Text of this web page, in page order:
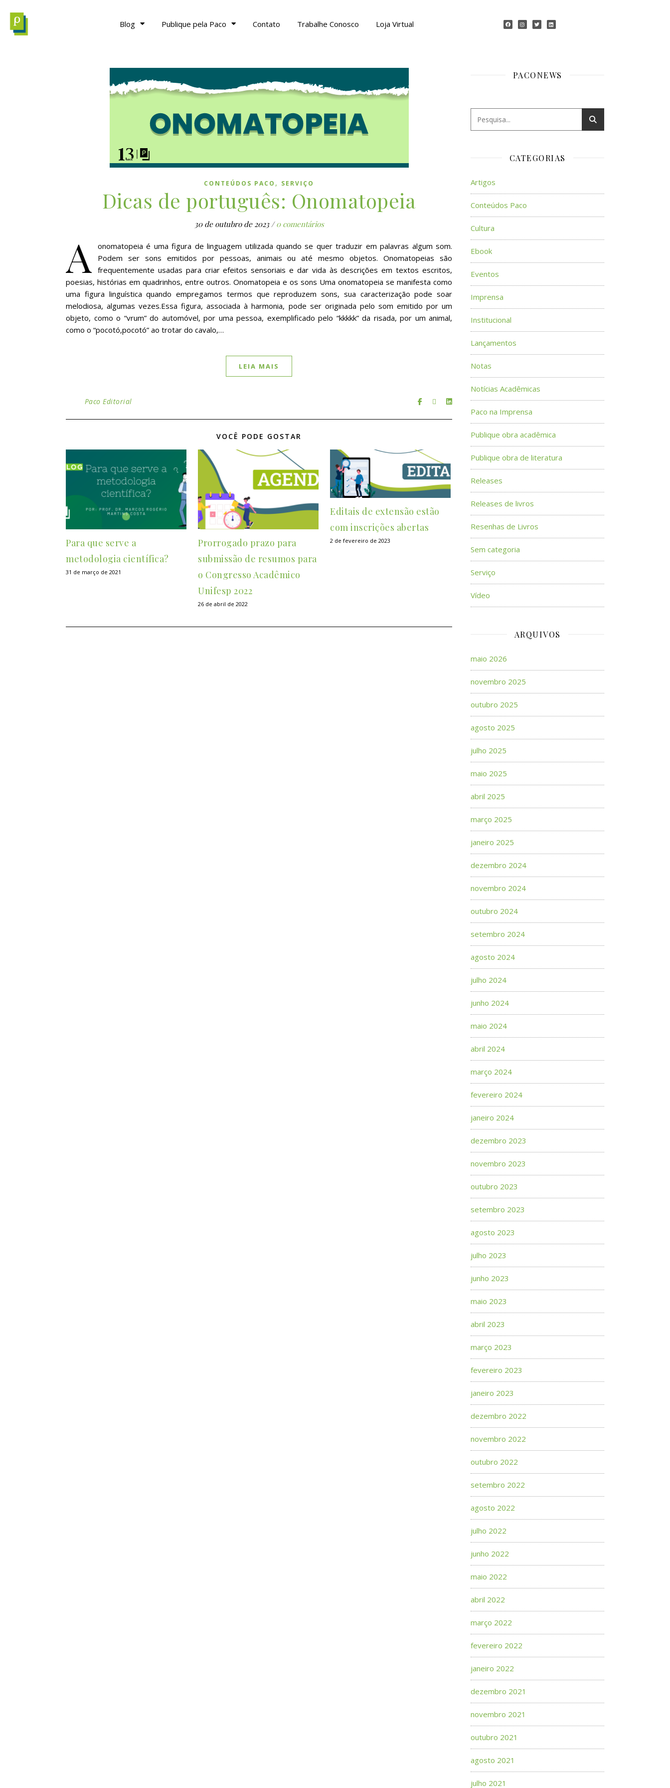
Blog Publique pela Paco Contato Trabalhe Conosco Loja Virtual
CONTEÚDOS PACO , SERVIÇO
Dicas de português: Onomatopeia
30 de outubro de 2023 / 0 comentários
A
onomatopeia é uma figura de linguagem utilizada quando se quer traduzir em palavras algum som.
Podem ser sons emitidos por pessoas, animais ou até mesmo objetos. Onomatopeias são
frequentemente usadas para criar efeitos sensoriais e dar vida às descrições em textos escritos,
poesias, histórias em quadrinhos, entre outros. Onomatopeia e os sons Uma onomatopeia se manifesta como
uma figura linguística quando empregamos termos que reproduzem sons, sua caracterização pode soar
melodiosa, algumas vezes.Essa figura, associada à harmonia, pode ser originada pelo som emitido por um
objeto, como o “vrum” do automóvel, por uma pessoa, exemplificado pelo “kkkkk” da risada, por um animal,
como o “pocotó,pocotó” ao trotar do cavalo,…
LEIA MAIS
Paco Editorial
VOCÊ PODE GOSTAR
Para que serve a
metodologia científica?
31 de março de 2021
Prorrogado prazo para
submissão de resumos para
o Congresso Acadêmico
Unifesp 2022
26 de abril de 2022
Editais de extensão estão
com inscrições abertas
2 de fevereiro de 2023
PACONEWS
CATEGORIAS
Artigos
Conteúdos Paco
Cultura
Ebook
Eventos
Imprensa
Institucional
Lançamentos
Notas
Notícias Acadêmicas
Paco na Imprensa
Publique obra acadêmica
Publique obra de literatura
Releases
Releases de livros
Resenhas de Livros
Sem categoria
Serviço
Vídeo
ARQUIVOS
maio 2026
novembro 2025
outubro 2025
agosto 2025
julho 2025
maio 2025
abril 2025
março 2025
janeiro 2025
dezembro 2024
novembro 2024
outubro 2024
setembro 2024
agosto 2024
julho 2024
junho 2024
maio 2024
abril 2024
março 2024
fevereiro 2024
janeiro 2024
dezembro 2023
novembro 2023
outubro 2023
setembro 2023
agosto 2023
julho 2023
junho 2023
maio 2023
abril 2023
março 2023
fevereiro 2023
janeiro 2023
dezembro 2022
novembro 2022
outubro 2022
setembro 2022
agosto 2022
julho 2022
junho 2022
maio 2022
abril 2022
março 2022
fevereiro 2022
janeiro 2022
dezembro 2021
novembro 2021
outubro 2021
agosto 2021
julho 2021